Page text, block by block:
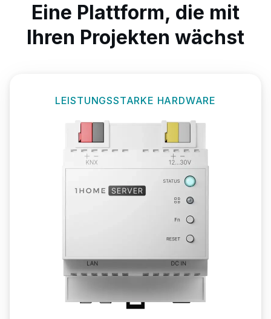
Eine Plattform, die mit
Ihren Projekten wächst
LEISTUNGSSTARKE HARDWARE